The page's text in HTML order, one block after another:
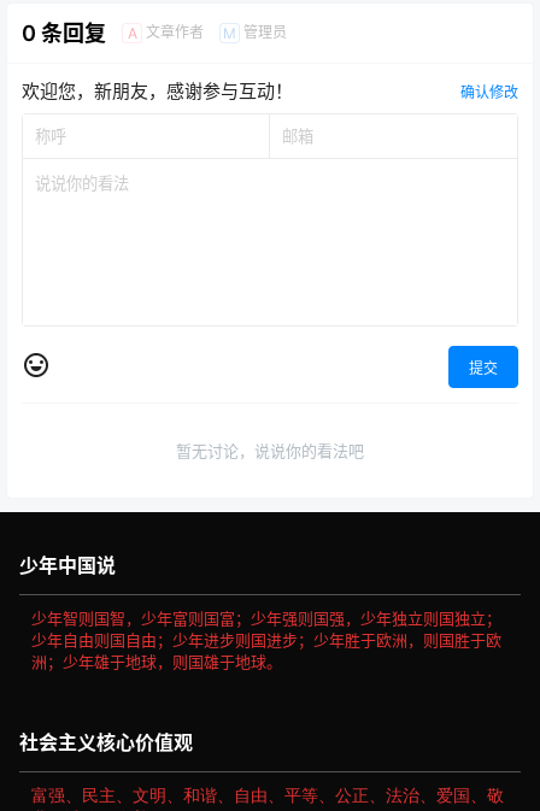
0 条回复 A 文章作者 M 管理员
欢迎您，新朋友，感谢参与互动！ 确认修改
提交
暂无讨论，说说你的看法吧
少年中国说
少年智则国智，少年富则国富；少年强则国强，少年独立则国独立；
少年自由则国自由；少年进步则国进步；少年胜于欧洲，则国胜于欧
洲；少年雄于地球，则国雄于地球。
社会主义核心价值观
富强、民主、文明、和谐、自由、平等、公正、法治、爱国、敬